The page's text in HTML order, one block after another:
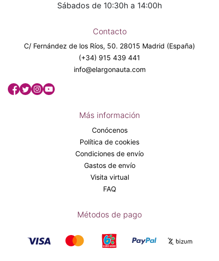
Sábados de 10:30h a 14:00h
Contacto
C/ Fernández de los Ríos, 50. 28015 Madrid (España)
(+34) 915 439 441
info@elargonauta.com
Más información
Conócenos
Política de cookies
Condiciones de envío
Gastos de envío
Visita virtual
FAQ
Métodos de pago